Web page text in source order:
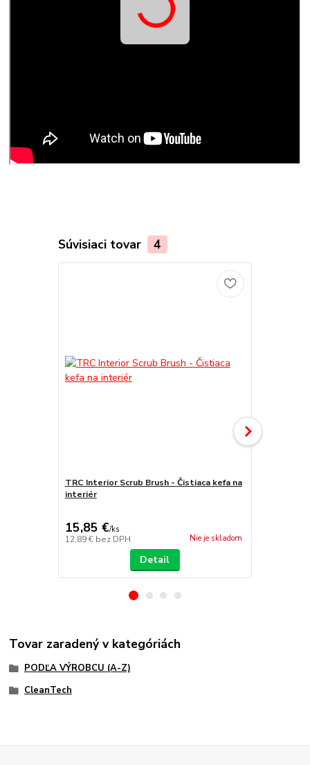
Súvisiaci tovar 4
TRC Interior Scrub Brush - Čistiaca kefa na
interiér
15,85 €/ks
12,89 € bez DPH Nie je skladom
Detail
Tovar zaradený v kategóriách
PODĽA VÝROBCU (A-Z)
CleanTech